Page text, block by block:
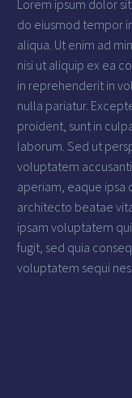
Lorem ipsum dolor
do eiusmod tempor
aliqua. Ut enim ad
nisi ut aliquip ex ea
in reprehenderit in
nulla pariatur.
proident, sunt in
laborum. Sed ut
voluptatem
aperiam, eaque ipsa
architecto beatae
ipsam voluptatem
fugit, sed quia
voluptatem sequi